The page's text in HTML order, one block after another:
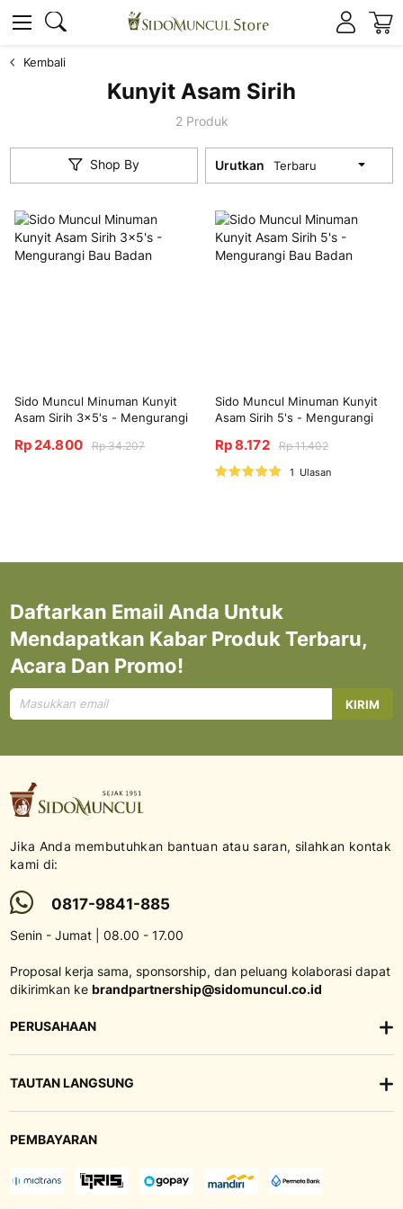
Kembali
Kunyit Asam Sirih
2Produk
Shop By Urutkan
Sido Muncul Minuman Kunyit
Asam Sirih 3x5's - Mengurangi
Rp 24.800 Rp 34.207
Sido Muncul Minuman Kunyit
Asam Sirih 5's - Mengurangi
Nilai:
1 Ulasan
Rp 8.172 Rp 11.402
Daftarkan Email Anda Untuk
Mendapatkan Kabar Produk Terbaru,
Acara Dan Promo!
Mendaftar
untuk
KIRIM
Jika Anda membutuhkan bantuan atau saran, silahkan kontak
kami di:
0817-9841-885
Senin - Jumat | 08.00 - 17.00
Proposal kerja sama, sponsorship, dan peluang kolaborasi dapat
dikirimkan ke brandpartnership@sidomuncul.co.id
PERUSAHAAN
TAUTAN LANGSUNG
PEMBAYARAN